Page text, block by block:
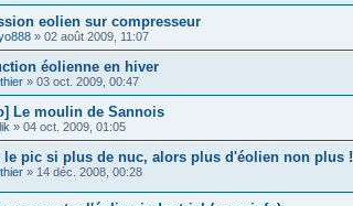
eolien sur compresseur
» 02 août 2009, 11:07
éolienne en hiver
» 03 oct. 2009, 00:47
Le moulin de Sannois
» 04 oct. 2009, 01:05
le pic si plus de nuc, alors plus d'éolien non plus !
» 14 déc. 2008, 00:28